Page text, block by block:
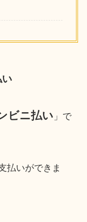
ビニ払い 」で
払いができま